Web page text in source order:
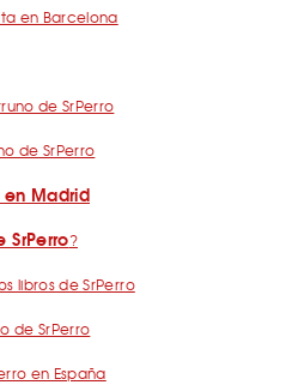
en Barcelona
de SrPerro
de SrPerro
Madrid
SrPerro?
libros de SrPerro
de SrPerro
en España